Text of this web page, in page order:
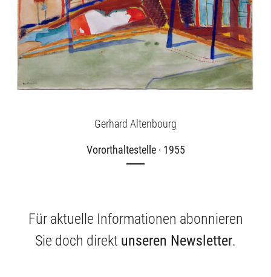
Gerhard Altenbourg
Vororthaltestelle · 1955
Für aktuelle Informationen abonnieren
Sie doch direkt unseren Newsletter.